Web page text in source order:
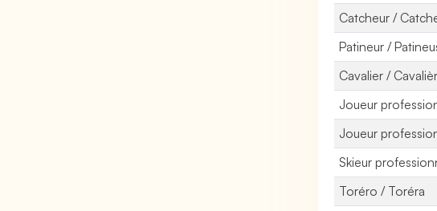
Catcheur /
Patineur /
Cavalier /
Joueur
Joueur
Skieur
Toréro / Toréra